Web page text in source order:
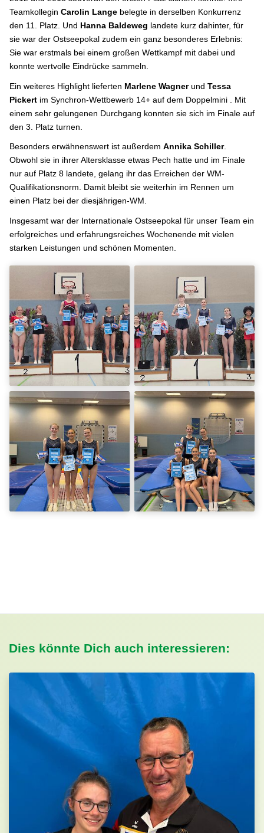
Teamkollegin Carolin Langebelegte in derselben Konkurrenz
den 11. Platz. Und Hanna Baldeweg landete kurz dahinter, für
sie war der Ostseepokal zudem ein ganz besonderes Erlebnis:
Sie war erstmals bei einem großen Wettkampf mit dabei und
konnte wertvolle Eindrücke sammeln.
Ein weiteres Highlight lieferten Marlene Wagnerund Tessa
Pickertim Synchron-Wettbewerb 14+ auf dem Doppelmini . Mit
einem sehr gelungenen Durchgang konnten sie sich im Finale auf
den 3. Platz turnen.
Besonders erwähnenswert ist außerdem Annika Schiller.
Obwohl sie in ihrer Altersklasse etwas Pech hatte und im Finale
nur auf Platz 8 landete, gelang ihr das Erreichen der WM-
Qualifikationsnorm. Damit bleibt sie weiterhin im Rennen um
einen Platz bei der diesjährigen-WM.
Insgesamt war der Internationale Ostseepokal für unser Team ein
erfolgreiches und erfahrungsreiches Wochenende mit vielen
starken Leistungen und schönen Momenten.
Dies könnte Dich auch interessieren: